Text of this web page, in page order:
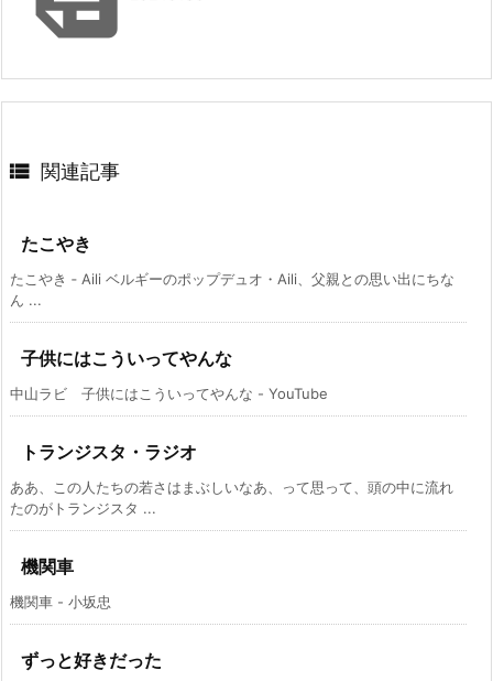
 関連記事
たこやき
たこやき ‑ Aili ベルギーのポップデュオ・Aili、父親との思い出にちな
ん ...
子供にはこういってやんな
中山ラビ 子供にはこういってやんな - YouTube
トランジスタ・ラジオ
ああ、この人たちの若さはまぶしいなあ、って思って、頭の中に流れ
たのがトランジスタ ...
機関車
機関車 - 小坂忠
ずっと好きだった